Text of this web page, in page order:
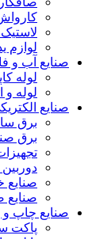
لوازم
صنایع آب و
لوله
لوله و
صنایع
برق
برق
صنایع
صنایع
صنایع چاپ و
پاکت